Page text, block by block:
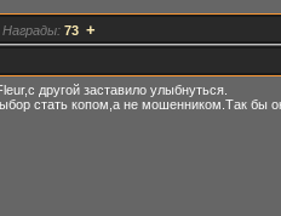
Награды: 73 +
другой заставило улыбнуться.
стать копом,а не мошенником.Так бы